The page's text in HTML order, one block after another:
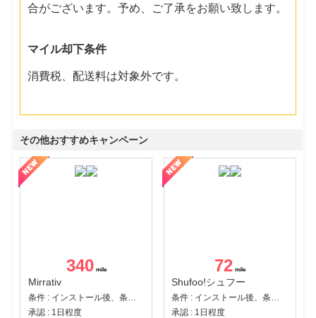
合がございます。予め、ご了承をお願い致します。
マイル却下条件
消費税、配送料は対象外です。
その他おすすめキャンペーン
340
Mirrativ
条件 : インストール後、条件達成
承認 : 1日程度
72
Shufoo!シュフー
条件 : インストール後、条件達成
承認 : 1日程度